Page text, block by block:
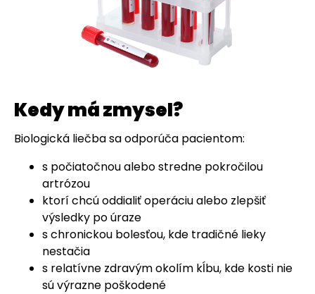
Kedy má zmysel?
Biologická liečba sa odporúča pacientom:
s počiatočnou alebo stredne pokročilou
artrózou
ktorí chcú oddialiť operáciu alebo zlepšiť
výsledky po úraze
s chronickou bolesťou, kde tradičné lieky
nestačia
s relatívne zdravým okolím kĺbu, kde kosti nie
sú výrazne poškodené